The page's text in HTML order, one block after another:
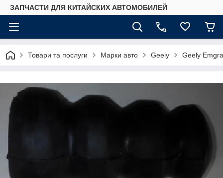
ЗАПЧАСТИ ДЛЯ КИТАЙСКИХ АВТОМОБИЛЕЙ
Товари та послуги Марки авто Geely Geely